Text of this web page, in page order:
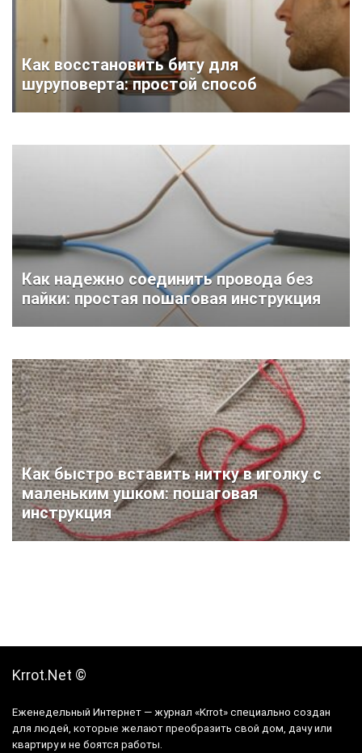
Как восстановить биту для
шуруповерта: простой способ
Как надежно соединить провода без
пайки: простая пошаговая инструкция
Как быстро вставить нитку в иголку с
маленьким ушком: пошаговая
инструкция
Krrot.Net ©
Еженедельный Интернет — журнал «Krrot» специально создан
для людей, которые желают преобразить свой дом, дачу или
квартиру и не боятся работы.